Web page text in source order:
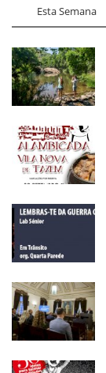
Esta Semana